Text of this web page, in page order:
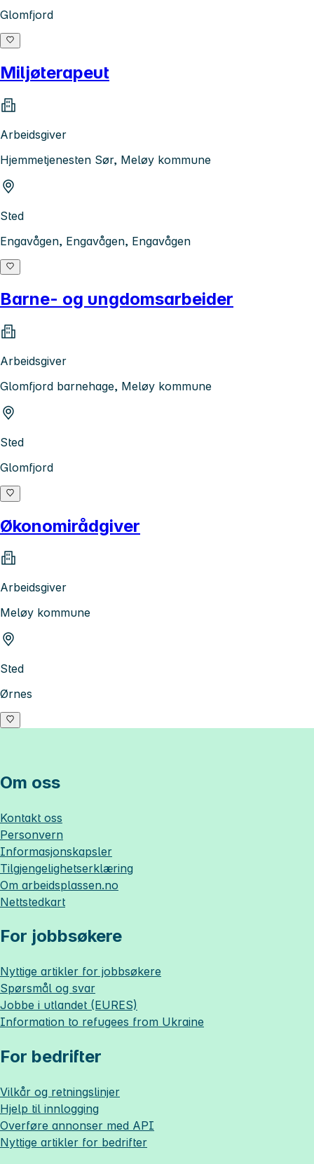
Glomfjord
Miljøterapeut
Arbeidsgiver
Hjemmetjenesten Sør, Meløy kommune
Sted
Engavågen, Engavågen, Engavågen
Barne- og ungdomsarbeider
Arbeidsgiver
Glomfjord barnehage, Meløy kommune
Sted
Glomfjord
Økonomirådgiver
Arbeidsgiver
Meløy kommune
Sted
Ørnes
Om oss
Kontakt oss
Personvern
Informasjonskapsler
Tilgjengelighetserklæring
Om arbeidsplassen.no
Nettstedkart
For jobbsøkere
Nyttige artikler for jobbsøkere
Spørsmål og svar
Jobbe i utlandet (EURES)
Information to refugees from Ukraine
For bedrifter
Vilkår og retningslinjer
Hjelp til innlogging
Overføre annonser med API
Nyttige artikler for bedrifter